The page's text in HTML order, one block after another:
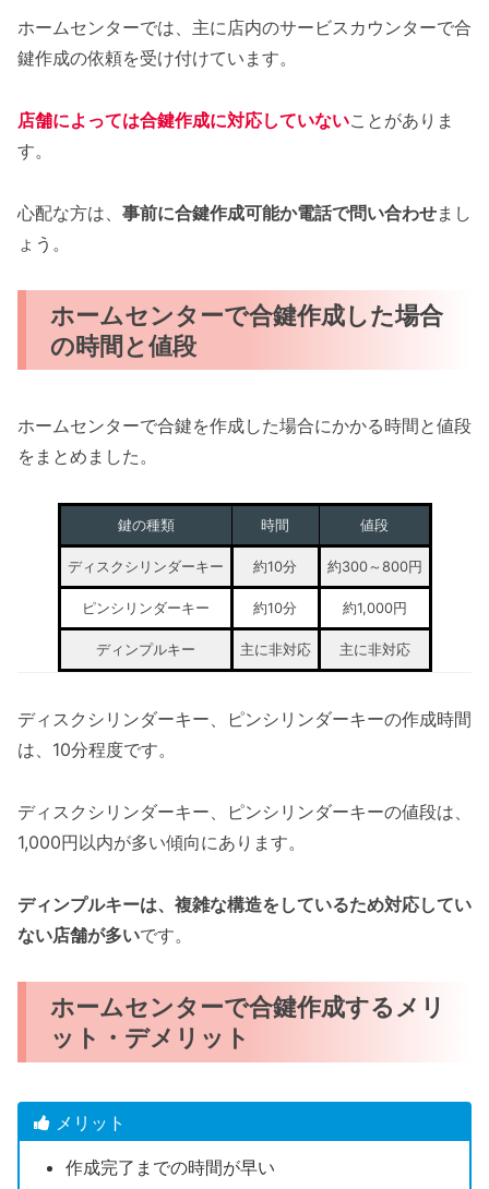
ホームセンターでは、主に店内のサービスカウンターで合
鍵作成の依頼を受け付けています。
店舗によっては合鍵作成に対応していないことがありま
す。
心配な方は、 事前に合鍵作成可能か電話で問い合わせまし
ょう。
ホームセンターで合鍵作成した場合
の時間と値段
ホームセンターで合鍵を作成した場合にかかる時間と値段
をまとめました。
鍵の種類 時間 値段
ディスクシリンダーキー 約10分 約300～800円
ピンシリンダーキー 約10分 約1,000円
ディンプルキー 主に非対応 主に非対応
ディスクシリンダーキー、ピンシリンダーキーの作成時間
は、10分程度です。
ディスクシリンダーキー、ピンシリンダーキーの値段は、
1,000円以内が多い傾向にあります。
ディンプルキーは、複雑な構造をしているため対応してい
ない店舗が多いです。
ホームセンターで合鍵作成するメリ
ット・デメリット
メリット
作成完了までの時間が早い